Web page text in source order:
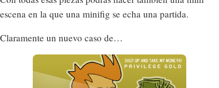
escena en la que una minifig se echa una partida.
Claramente un nuevo caso de…